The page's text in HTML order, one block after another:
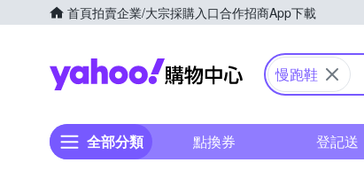
首頁拍賣企業/大宗採購入口合作招商App下載
Yahoo購物中心
慢跑鞋
全部分類 點換券 登記送